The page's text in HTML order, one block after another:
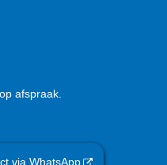
via WhatsApp
afspraak.